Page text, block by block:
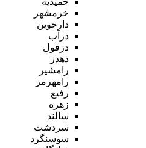
خرمشهر
دارخوین
دزآب
دزفول
دهدز
رامشیر
رامهرمز
رفیع
زهره
سالند
سردشت
سوسنگرد